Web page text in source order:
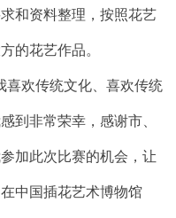
和资料整理，按照花艺
的花艺作品。
喜欢传统文化、喜欢传统
到非常荣幸，感谢市、
加此次比赛的机会，让
中国插花艺术博物馆